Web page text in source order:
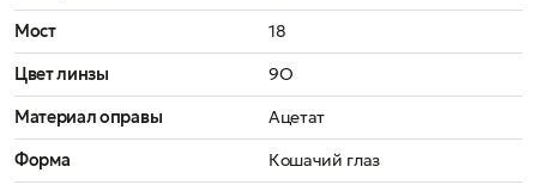
Мост
18
Цвет линзы
9O
Материал оправы
Ацетат
Форма
Кошачий глаз